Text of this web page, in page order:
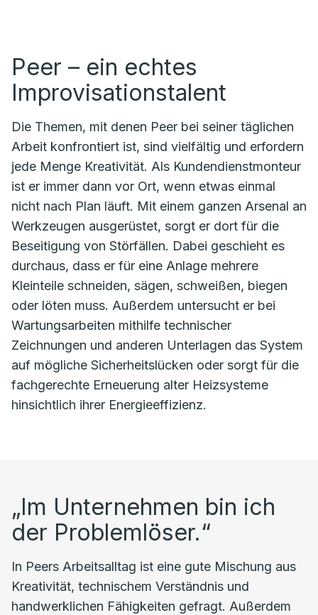
Peer – ein echtes
Improvisationstalent
Die Themen, mit denen Peer bei seiner täglichen
Arbeit konfrontiert ist, sind vielfältig und erfordern
jede Menge Kreativität. Als Kundendienstmonteur
ist er immer dann vor Ort, wenn etwas einmal
nicht nach Plan läuft. Mit einem ganzen Arsenal an
Werkzeugen ausgerüstet, sorgt er dort für die
Beseitigung von Störfällen. Dabei geschieht es
durchaus, dass er für eine Anlage mehrere
Kleinteile schneiden, sägen, schweißen, biegen
oder löten muss. Außerdem untersucht er bei
Wartungsarbeiten mithilfe technischer
Zeichnungen und anderen Unterlagen das System
auf mögliche Sicherheitslücken oder sorgt für die
fachgerechte Erneuerung alter Heizsysteme
hinsichtlich ihrer Energieeffizienz.
„Im Unternehmen bin ich
der Problemlöser.“
In Peers Arbeitsalltag ist eine gute Mischung aus
Kreativität, technischem Verständnis und
handwerklichen Fähigkeiten gefragt. Außerdem